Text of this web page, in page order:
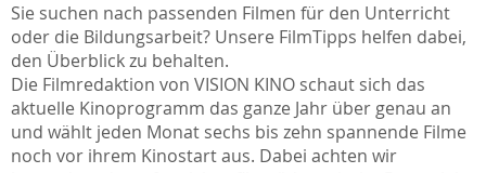
Sie suchen nach passenden Filmen für den Unterricht
oder die Bildungsarbeit? Unsere FilmTipps helfen dabei,
den Überblick zu behalten.
Die Filmredaktion von VISION KINO schaut sich das
aktuelle Kinoprogramm das ganze Jahr über genau an
und wählt jeden Monat sechs bis zehn spannende Filme
noch vor ihrem Kinostart aus. Dabei achten wir